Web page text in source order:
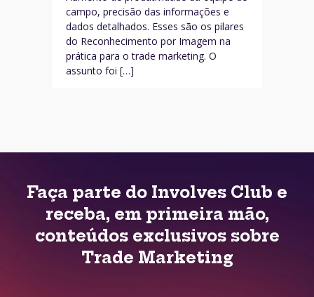
campo, precisão das informações e
dados detalhados. Esses são os pilares
do Reconhecimento por Imagem na
prática para o trade marketing. O
assunto foi […]
Faça parte do Involves Club e
receba, em primeira mão,
conteúdos exclusivos sobre
Trade Marketing